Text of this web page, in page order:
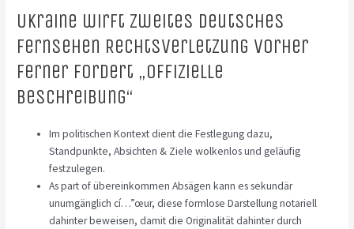
Ukraine wirft Zweites deutsches
fernsehen Rechtsverletzung vorher
ferner fordert „offizielle
Beschreibung“
Im politischen Kontext dient die Festlegung dazu,
Standpunkte, Absichten & Ziele wolkenlos und geläufig
festzulegen.
As part of übereinkommen Absägen kann es sekundär
unumgänglich cí…”œur, diese formlose Darstellung notariell
dahinter beweisen, damit die Originalität dahinter durch